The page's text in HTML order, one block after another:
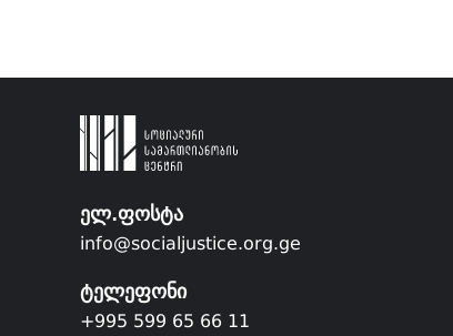
ელ.ფოსტა
info@socialjustice.org.ge
ტელეფონი
+995 599 65 66 11